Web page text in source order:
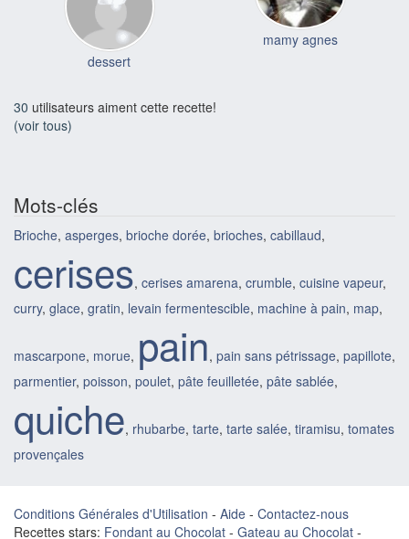
dessert
mamy agnes
30 utilisateurs aiment cette recette!
(voir tous)
Mots-clés
Brioche, asperges, brioche dorée, brioches, cabillaud,
cerises, cerises amarena, crumble, cuisine vapeur,
curry, glace, gratin, levain fermentescible, machine à pain, map,
mascarpone, morue, pain, pain sans pétrissage, papillote,
parmentier, poisson, poulet, pâte feuilletée, pâte sablée,
quiche, rhubarbe, tarte, tarte salée, tiramisu, tomates
provençales
Conditions Générales d'Utilisation - Aide - Contactez-nous
Recettes stars: Fondant au Chocolat - Gateau au Chocolat -